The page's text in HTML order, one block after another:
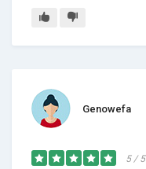
Genowefa
5 / 5